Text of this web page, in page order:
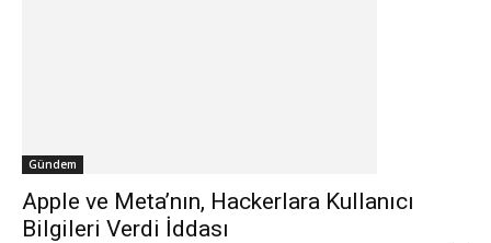
Gündem
Apple ve Meta’nın, Hackerlara Kullanıcı
Bilgileri Verdi İddası